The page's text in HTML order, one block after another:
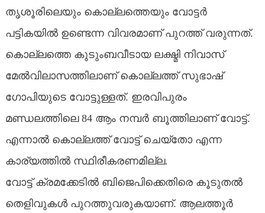
തൃശൂരിലെയും കൊല്ലത്തെയും വോട്ടര്‍
പട്ടികയില്‍ ഉണ്ടെന്ന വിവരമാണ് പുറത്ത് വരുന്നത്.
കൊല്ലത്തെ കുടുംബവീടായ ലക്ഷ്മി നിവാസ്
മേൽവിലാസത്തിലാണ് കൊല്ലത്ത് സുഭാഷ്
ഗോപിയുടെ വോട്ടുള്ളത്. ഇരവിപുരം
മണ്ഡലത്തിലെ 84 ആം നമ്പർ ബൂത്തിലാണ് വോട്ട്.
എന്നാൽ കൊല്ലത്ത് വോട്ട് ചെയ്തോ എന്ന
കാര്യത്തിൽ സ്ഥിരീകരണമില്ല.
വോട്ട് ക്രമക്കേടിൽ ബിജെപിക്കെതിരെ കൂടുതൽ
തെളിവുകൾ പുറത്തുവരുകയാണ്. ആലത്തൂർ